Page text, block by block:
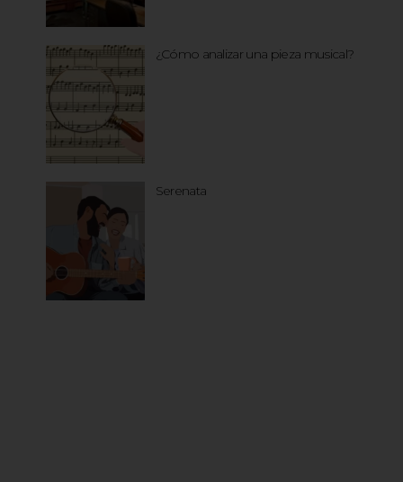
¿Cómo analizar una pieza musical?
Serenata